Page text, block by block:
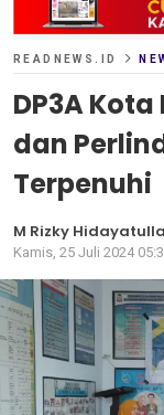
READNEWS.ID
DP3A
dan
Terpenuhi
M Rizky
Kamis, 25 Juli 2024